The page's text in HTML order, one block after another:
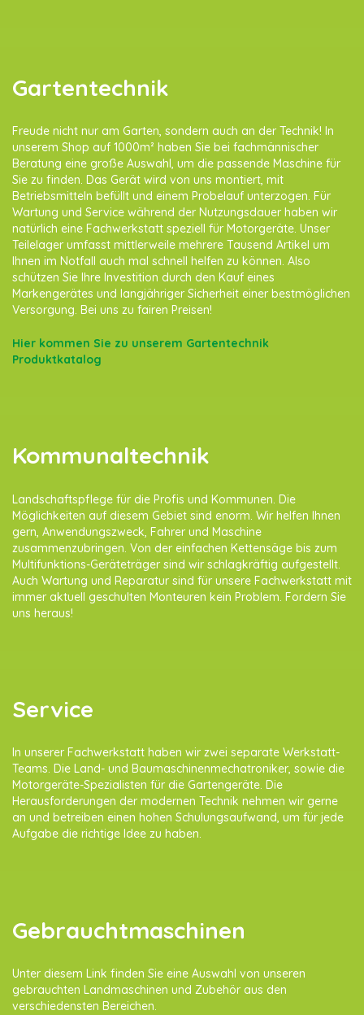
Gartentechnik
Freude nicht nur am Garten, sondern auch an der Technik! In
unserem Shop auf 1000m² haben Sie bei fachmännischer
Beratung eine große Auswahl, um die passende Maschine für
Sie zu finden. Das Gerät wird von uns montiert, mit
Betriebsmitteln befüllt und einem Probelauf unterzogen. Für
Wartung und Service während der Nutzungsdauer haben wir
natürlich eine Fachwerkstatt speziell für Motorgeräte. Unser
Teilelager umfasst mittlerweile mehrere Tausend Artikel um
Ihnen im Notfall auch mal schnell helfen zu können. Also
schützen Sie Ihre Investition durch den Kauf eines
Markengerätes und langjähriger Sicherheit einer bestmöglichen
Versorgung. Bei uns zu fairen Preisen!
Hier kommen Sie zu unserem Gartentechnik
Produktkatalog
Kommunaltechnik
Landschaftspflege für die Profis und Kommunen. Die
Möglichkeiten auf diesem Gebiet sind enorm. Wir helfen Ihnen
gern, Anwendungszweck, Fahrer und Maschine
zusammenzubringen. Von der einfachen Kettensäge bis zum
Multifunktions-Geräteträger sind wir schlagkräftig aufgestellt.
Auch Wartung und Reparatur sind für unsere Fachwerkstatt mit
immer aktuell geschulten Monteuren kein Problem. Fordern Sie
uns heraus!
Service
In unserer Fachwerkstatt haben wir zwei separate Werkstatt-
Teams. Die Land- und Baumaschinenmechatroniker, sowie die
Motorgeräte-Spezialisten für die Gartengeräte. Die
Herausforderungen der modernen Technik nehmen wir gerne
an und betreiben einen hohen Schulungsaufwand, um für jede
Aufgabe die richtige Idee zu haben.
Gebrauchtmaschinen
Unter diesem Link finden Sie eine Auswahl von unseren
gebrauchten Landmaschinen und Zubehör aus den
verschiedensten Bereichen.